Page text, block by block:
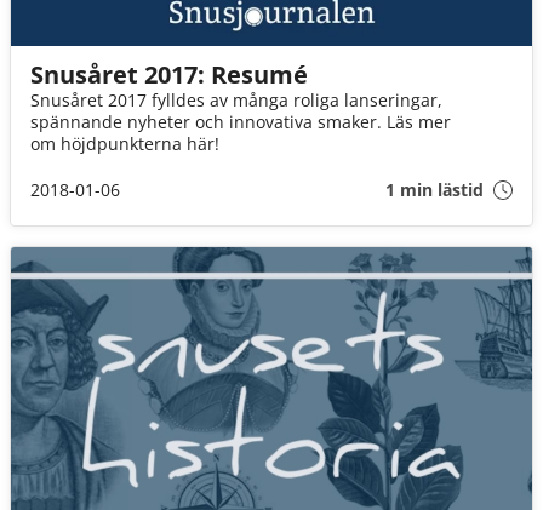
Snusåret 2017: Resumé
Snusåret 2017 fylldes av många roliga lanseringar,
spännande nyheter och innovativa smaker. Läs mer
om höjdpunkterna här!
2018-01-06
1 min lästid